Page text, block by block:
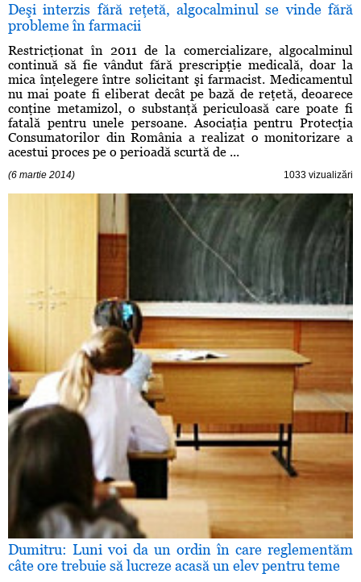
Deşi interzis fără reţetă, algocalminul se vinde fără
probleme în farmacii
Restricţionat în 2011 de la comercializare, algocalminul
continuă să fie vândut fără prescripţie medicală, doar la
mica înţelegere între solicitant şi farmacist. Medicamentul
nu mai poate fi eliberat decât pe bază de reţetă, deoarece
conţine metamizol, o substanţă periculoasă care poate fi
fatală pentru unele persoane. Asociaţia pentru Protecţia
Consumatorilor din România a realizat o monitorizare a
acestui proces pe o perioadă scurtă de ...
(6 martie 2014) 1033 vizualizări
Dumitru: Luni voi da un ordin în care reglementăm
câte ore trebuie să lucreze acasă un elev pentru teme